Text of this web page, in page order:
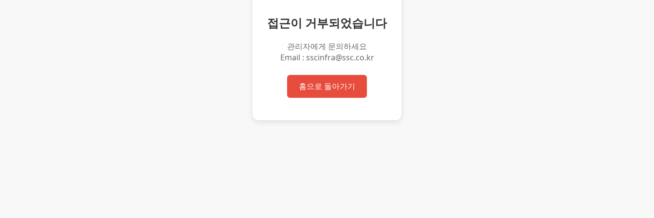
접근이 거부되었습니다
관리자에게 문의하세요
Email : sscinfra@ssc.co.kr
홈으로 돌아가기